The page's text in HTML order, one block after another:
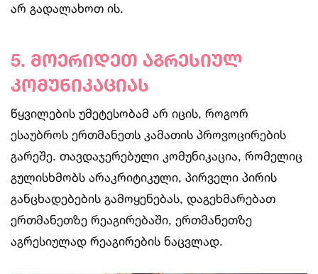
არ გადალახოთ ის.
5. მოერიდეთ აგრესიულ
კომუნიკაციას
წყვილების უმეტესობამ არ იცის, როგორ
ესაუბროს ერთმანეთს კამათის პროვოცირების
გარეშე. თავდაჯერებული კომუნიკაცია, რომელიც
გულისხმობს არაკრიტიკული, პირველი პირის
განცხადებების გამოყენებას, დაგეხმარებათ
ერთმანეთზე რეაგირებაში, ერთმანეთზე
აგრესიულად რეაგირების ნაცვლად.